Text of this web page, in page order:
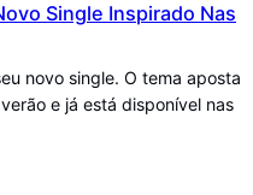
Single Inspirado Nas
novo single. O tema aposta
e já está disponível nas